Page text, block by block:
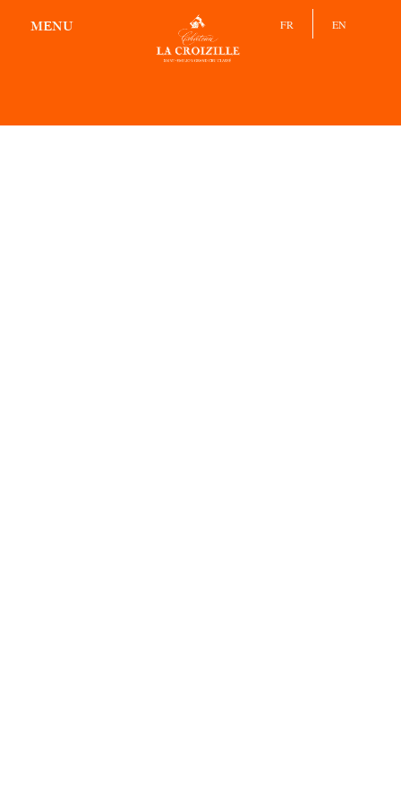
MENU FR EN